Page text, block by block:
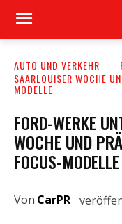
AUTO UND VERKEHR
SAARLOUISER WOCHE
MODELLE
FORD-WERKE
WOCHE UND
FOCUS-MODELLE
Von CarPR